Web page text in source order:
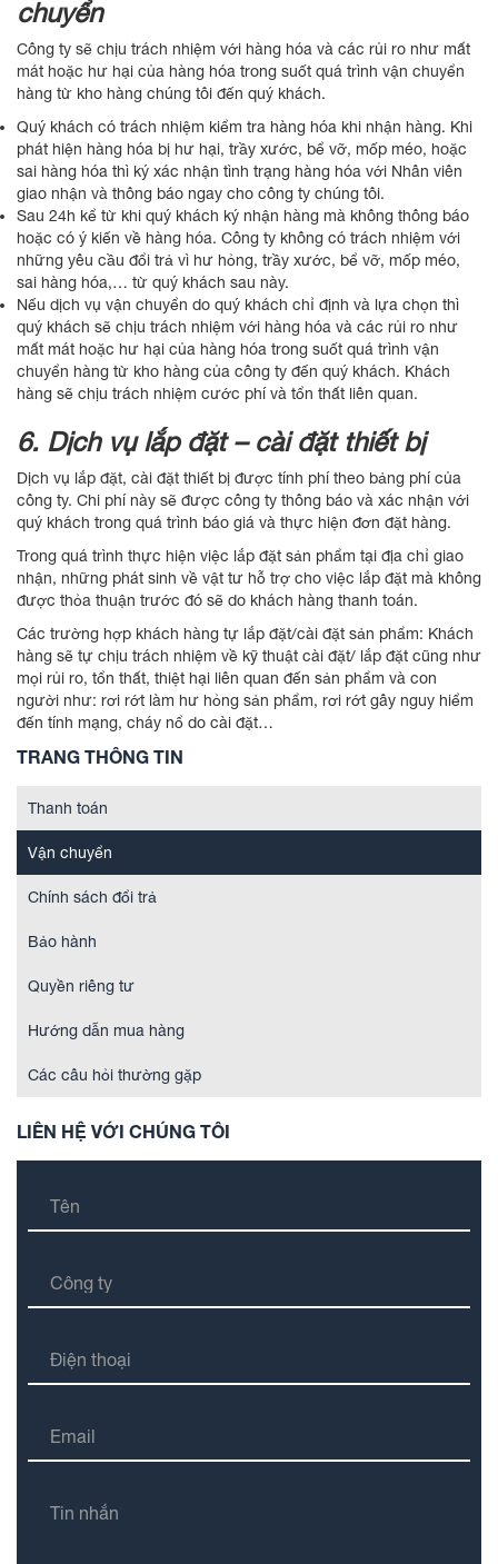
TRANG THÔNG TIN
Thanh toán
Vận chuyển
Chính sách đổi trả
Bảo hành
Quyền riêng tư
Hướng dẫn mua hàng
Các câu hỏi thường gặp
LIÊN HỆ VỚI CHÚNG TÔI
chuyển
Công ty sẽ chịu trách nhiệm với hàng hóa và các rủi ro như mất
mát hoặc hư hại của hàng hóa trong suốt quá trình vận chuyển
hàng từ kho hàng chúng tôi đến quý khách.
Quý khách có trách nhiệm kiểm tra hàng hóa khi nhận hàng. Khi
phát hiện hàng hóa bị hư hại, trầy xước, bể vỡ, mốp méo, hoặc
sai hàng hóa thì ký xác nhận tình trạng hàng hóa với Nhân viên
giao nhận và thông báo ngay cho công ty chúng tôi.
Sau 24h kể từ khi quý khách ký nhận hàng mà không thông báo
hoặc có ý kiến về hàng hóa. Công ty không có trách nhiệm với
những yêu cầu đổi trả vì hư hỏng, trầy xước, bể vỡ, mốp méo,
sai hàng hóa,… từ quý khách sau này.
Nếu dịch vụ vận chuyển do quý khách chỉ định và lựa chọn thì
quý khách sẽ chịu trách nhiệm với hàng hóa và các rủi ro như
mất mát hoặc hư hại của hàng hóa trong suốt quá trình vận
chuyển hàng từ kho hàng của công ty đến quý khách. Khách
hàng sẽ chịu trách nhiệm cước phí và tổn thất liên quan.
6. Dịch vụ lắp đặt – cài đặt thiết bị
Dịch vụ lắp đặt, cài đặt thiết bị được tính phí theo bảng phí của
công ty. Chi phí này sẽ được công ty thông báo và xác nhận với
quý khách trong quá trình báo giá và thực hiện đơn đặt hàng.
Trong quá trình thực hiện việc lắp đặt sản phẩm tại địa chỉ giao
nhận, những phát sinh về vật tư hỗ trợ cho việc lắp đặt mà không
được thỏa thuận trước đó sẽ do khách hàng thanh toán.
Các trường hợp khách hàng tự lắp đặt/cài đặt sản phẩm: Khách
hàng sẽ tự chịu trách nhiệm về kỹ thuật cài đặt/ lắp đặt cũng như
mọi rủi ro, tổn thất, thiệt hại liên quan đến sản phẩm và con
người như: rơi rớt làm hư hỏng sản phẩm, rơi rớt gây nguy hiểm
đến tính mạng, cháy nổ do cài đặt…